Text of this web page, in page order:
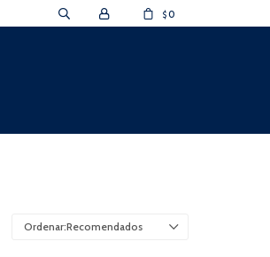
$ 0
Recomendados